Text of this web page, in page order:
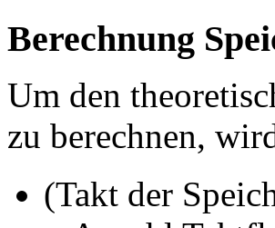
Berechnung
Um den
zu berechnen,
(Takt der